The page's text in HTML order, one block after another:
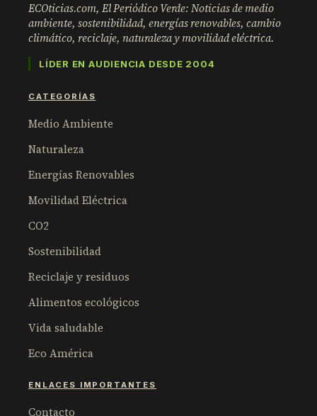
ECOticias.com, El Periódico Verde: Noticias de medio
ambiente, sostenibilidad, energías renovables, cambio
climático, reciclaje, naturaleza y movilidad eléctrica.
LÍDER EN AUDIENCIA DESDE 2004
CATEGORÍAS
Medio Ambiente
Naturaleza
Energías Renovables
Movilidad Eléctrica
CO2
Sostenibilidad
Reciclaje y residuos
Alimentos ecológicos
Vida saludable
Eco América
ENLACES IMPORTANTES
Contacto